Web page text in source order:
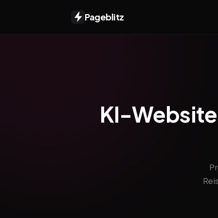
Pageblitz
KI-Website